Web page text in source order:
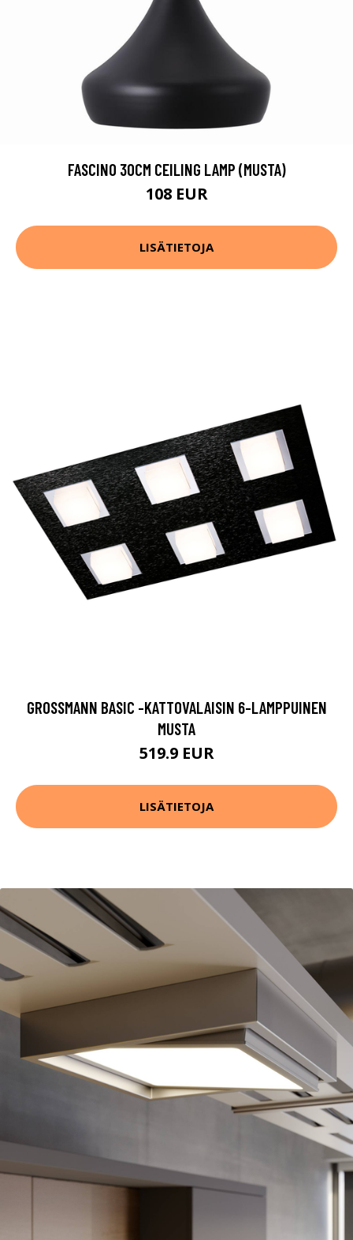
FASCINO 30CM CEILING LAMP (MUSTA)
108 EUR
LISÄTIETOJA
GROSSMANN BASIC -KATTOVALAISIN 6-LAMPPUINEN
MUSTA
519.9 EUR
LISÄTIETOJA